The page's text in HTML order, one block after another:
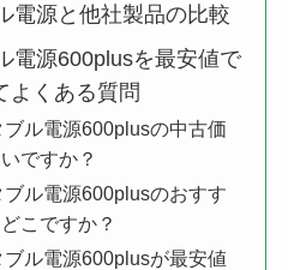
電源と他社製品の比較
電源600plusを最安値で
よくある質問
ル電源600plusの中古価
ですか？
ル電源600plusのおすす
こですか？
ル電源600plusが最安値